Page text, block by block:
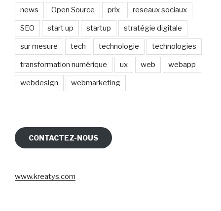
news Open Source prix reseaux sociaux
SEO start up startup stratégie digitale
sur mesure tech technologie technologies
transformation numérique ux web webapp
webdesign webmarketing
CONTACTEZ-NOUS
www.kreatys.com